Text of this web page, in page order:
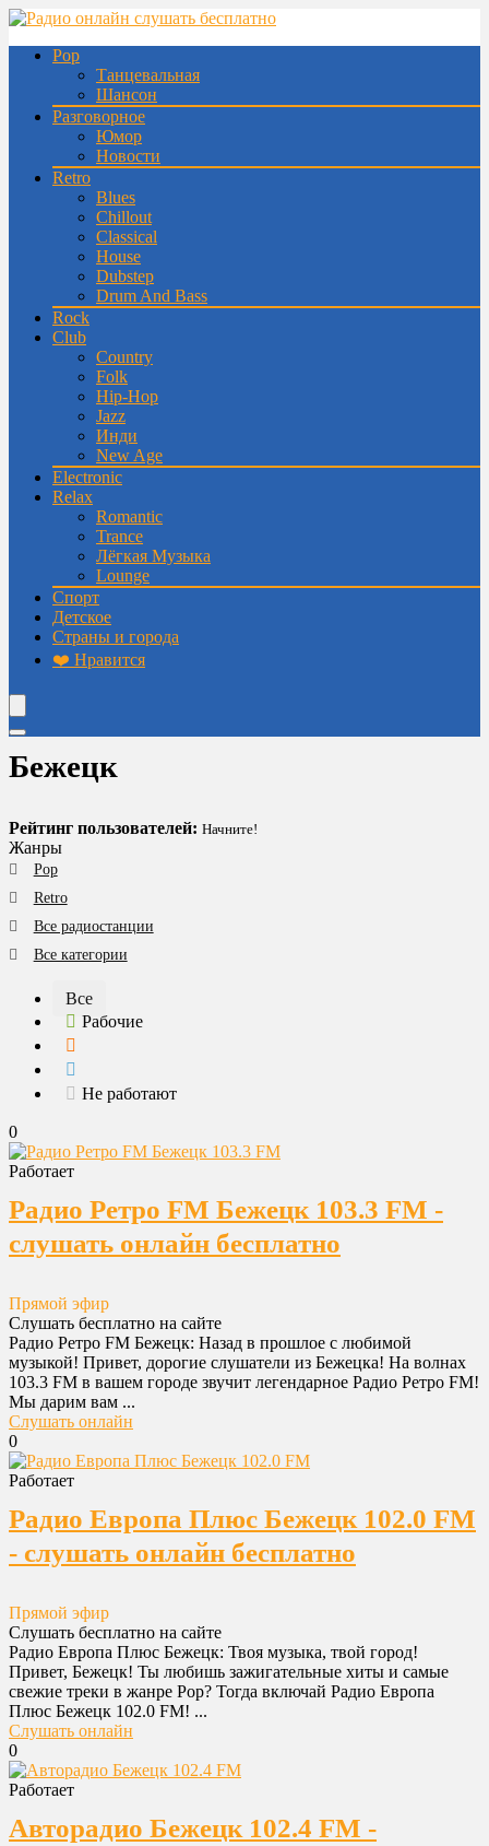
Pop
Танцевальная
Шансон
Разговорное
Юмор
Новости
Retro
Blues
Chillout
Classical
House
Dubstep
Drum And Bass
Rock
Club
Country
Folk
Hip-Hop
Jazz
Инди
New Age
Electronic
Relax
Romantic
Trance
Лёгкая Музыка
Lounge
Спорт
Детское
Страны и города
❤️ Нравится
Бежецк
Рейтинг пользователей: Начните!
Жанры
Pop
Retro
Все радиостанции
Все категории
Все
Рабочие
Не работают
0
Работает
Радио Ретро FM Бежецк 103.3 FM -
слушать онлайн бесплатно
Прямой эфир
Слушать бесплатно на сайте
Радио Ретро FM Бежецк: Назад в прошлое с любимой
музыкой! Привет, дорогие слушатели из Бежецка! На волнах
103.3 FM в вашем городе звучит легендарное Радио Ретро FM!
Мы дарим вам ...
Слушать онлайн
0
Работает
Радио Европа Плюс Бежецк 102.0 FM
- слушать онлайн бесплатно
Прямой эфир
Слушать бесплатно на сайте
Радио Европа Плюс Бежецк: Твоя музыка, твой город!
Привет, Бежецк! Ты любишь зажигательные хиты и самые
свежие треки в жанре Pop? Тогда включай Радио Европа
Плюс Бежецк 102.0 FM! ...
Слушать онлайн
0
Работает
Авторадио Бежецк 102.4 FM -